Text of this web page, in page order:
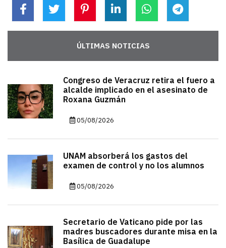
ÚLTIMAS NOTICIAS
Congreso de Veracruz retira el fuero a
alcalde implicado en el asesinato de
Roxana Guzmán
05/08/2026
UNAM absorberá los gastos del
examen de control y no los alumnos
05/08/2026
Secretario de Vaticano pide por las
madres buscadores durante misa en la
Basílica de Guadalupe